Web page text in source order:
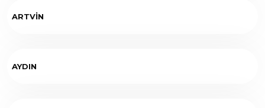
ARTVİN
AYDIN